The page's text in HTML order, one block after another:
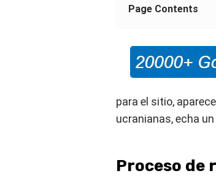
Page Contents
para el sitio,
ucranianas, echa
Proceso de